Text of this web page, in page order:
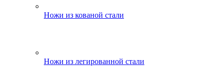
Ножи из кованой стали
Ножи из легированной стали